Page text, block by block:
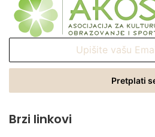
Email
Brzi linkovi